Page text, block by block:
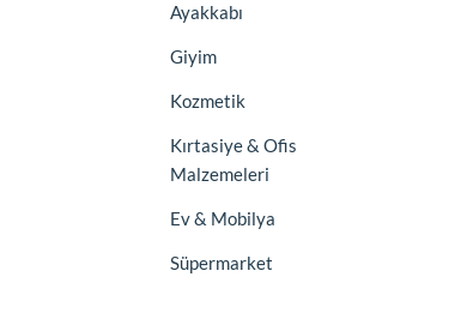
Ayakkabı
Giyim
Kozmetik
Kırtasiye & Ofis
Malzemeleri
Ev & Mobilya
Süpermarket